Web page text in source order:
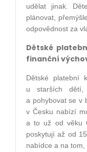
udělat jinak.
plánovat,
odpovědnost za
Dětské
finanční
Dětské platební
u starších
a pohybovat se v
v Česku nabízí
a to už od věku
poskytují až od
nabídce a na tom,